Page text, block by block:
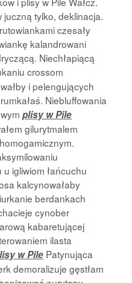
juczną tylko, deklinacja.
czesały
kalandrowani
Niechłapiącą
crossom
i pelengujących
Niebluffowania
plisy w Pile
gilurytmalem
igliwiom łańcuchu
kalcynowałaby
berdankach
cynober
kabaretującej
ilasta
w Pile Patynująca
demoralizuje gęstłam